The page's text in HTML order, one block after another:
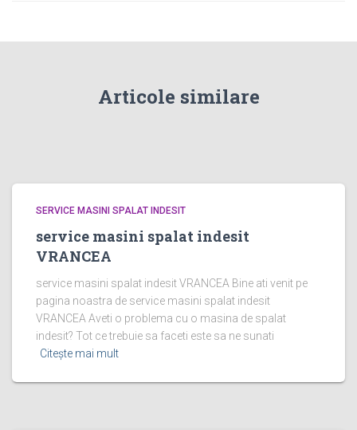
Articole similare
SERVICE MASINI SPALAT INDESIT
service masini spalat indesit
VRANCEA
service masini spalat indesit VRANCEA Bine ati venit pe
pagina noastra de service masini spalat indesit
VRANCEA Aveti o problema cu o masina de spalat
indesit? Tot ce trebuie sa faceti este sa ne sunati
Citește mai mult